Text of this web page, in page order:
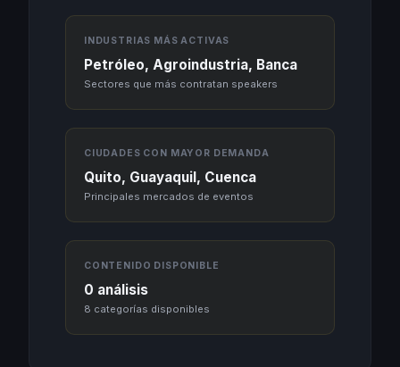
INDUSTRIAS MÁS ACTIVAS
Petróleo, Agroindustria, Banca
Sectores que más contratan speakers
CIUDADES CON MAYOR DEMANDA
Quito, Guayaquil, Cuenca
Principales mercados de eventos
CONTENIDO DISPONIBLE
0 análisis
8 categorías disponibles